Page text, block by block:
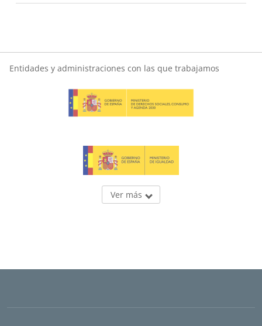
Entidades y administraciones con las que trabajamos
Ver más